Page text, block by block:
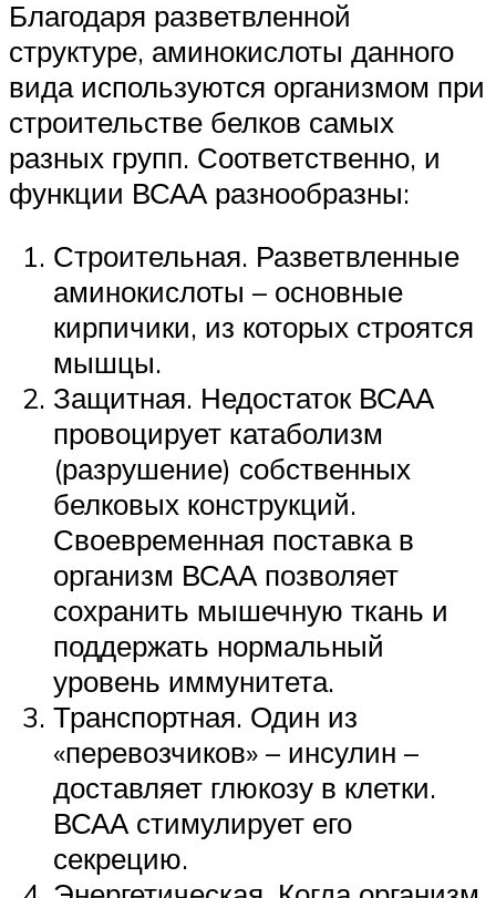
Благодаря разветвленной
структуре, аминокислоты данного
вида используются организмом при
строительстве белков самых
разных групп. Соответственно, и
функции ВСАА разнообразны:
Строительная. Разветвленные
аминокислоты – основные
кирпичики, из которых строятся
мышцы.
Защитная. Недостаток ВСАА
провоцирует катаболизм
(разрушение) собственных
белковых конструкций.
Своевременная поставка в
организм ВСАА позволяет
сохранить мышечную ткань и
поддержать нормальный
уровень иммунитета.
Транспортная. Один из
«перевозчиков» – инсулин –
доставляет глюкозу в клетки.
ВСАА стимулирует его
секрецию.